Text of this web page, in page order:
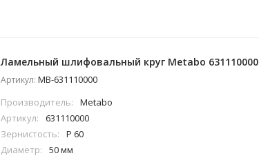
Ламельный шлифовальный круг Metabo 631110000
Артикул: MB-631110000
Производитель:
Metabo
Артикул:
631110000
Зернистость:
P 60
Диаметр:
50 мм